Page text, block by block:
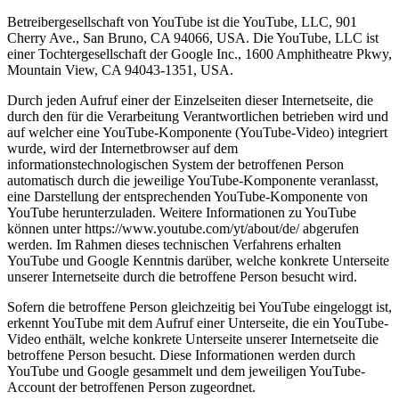
Betreibergesellschaft von YouTube ist die YouTube, LLC, 901
Cherry Ave., San Bruno, CA 94066, USA. Die YouTube, LLC ist
einer Tochtergesellschaft der Google Inc., 1600 Amphitheatre Pkwy,
Mountain View, CA 94043-1351, USA.
Durch jeden Aufruf einer der Einzelseiten dieser Internetseite, die
durch den für die Verarbeitung Verantwortlichen betrieben wird und
auf welcher eine YouTube-Komponente (YouTube-Video) integriert
wurde, wird der Internetbrowser auf dem
informationstechnologischen System der betroffenen Person
automatisch durch die jeweilige YouTube-Komponente veranlasst,
eine Darstellung der entsprechenden YouTube-Komponente von
YouTube herunterzuladen. Weitere Informationen zu YouTube
können unter https://www.youtube.com/yt/about/de/ abgerufen
werden. Im Rahmen dieses technischen Verfahrens erhalten
YouTube und Google Kenntnis darüber, welche konkrete Unterseite
unserer Internetseite durch die betroffene Person besucht wird.
Sofern die betroffene Person gleichzeitig bei YouTube eingeloggt ist,
erkennt YouTube mit dem Aufruf einer Unterseite, die ein YouTube-
Video enthält, welche konkrete Unterseite unserer Internetseite die
betroffene Person besucht. Diese Informationen werden durch
YouTube und Google gesammelt und dem jeweiligen YouTube-
Account der betroffenen Person zugeordnet.